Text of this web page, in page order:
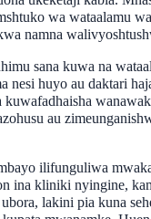
wa wataalamu
namna
sana kuwa na
nesi huyo au daktari
kuwafadhaisha
au
ilifunguliwa
ina kliniki nyingine,
lakini pia kuna